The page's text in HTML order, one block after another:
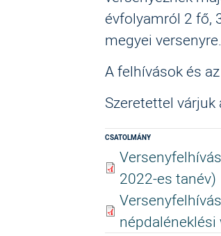
évfolyamról 2 fő,
megyei versenyre.
A felhívások és
Szeretettel
CSATOLMÁNY
2022-es tanév)